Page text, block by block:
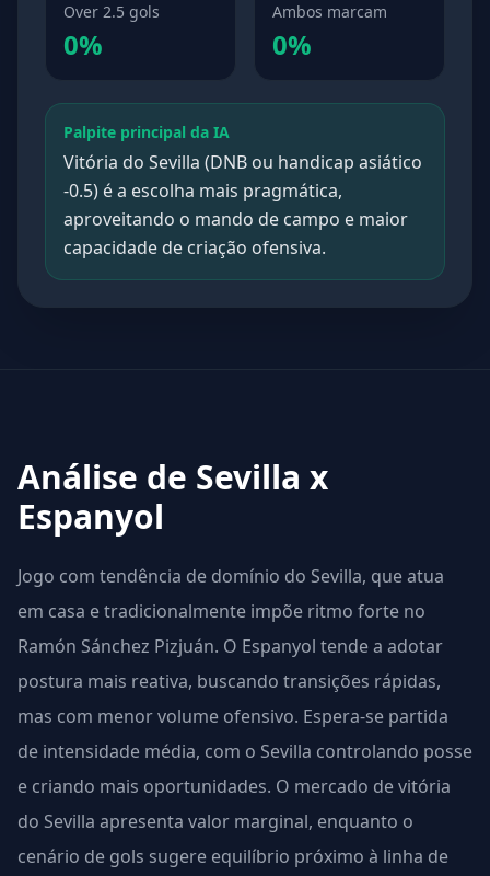
Over 2.5 gols
0%
Ambos marcam
0%
Palpite principal da IA
Vitória do Sevilla (DNB ou handicap asiático
-0.5) é a escolha mais pragmática,
aproveitando o mando de campo e maior
capacidade de criação ofensiva.
Análise de Sevilla x
Espanyol
Jogo com tendência de domínio do Sevilla, que atua
em casa e tradicionalmente impõe ritmo forte no
Ramón Sánchez Pizjuán. O Espanyol tende a adotar
postura mais reativa, buscando transições rápidas,
mas com menor volume ofensivo. Espera-se partida
de intensidade média, com o Sevilla controlando posse
e criando mais oportunidades. O mercado de vitória
do Sevilla apresenta valor marginal, enquanto o
cenário de gols sugere equilíbrio próximo à linha de